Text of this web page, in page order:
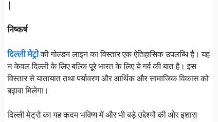
निष्कर्ष
दिल्ली मेट्रोकी गोल्डन लाइन का विस्तार एक ऐतिहासिक उपलब्धि है। यह
न केवल दिल्ली के लिए बल्कि पूरे भारत के लिए ये गर्व की बात है। इस
विस्तार से यातायात तथा पर्यावरण और आर्थिक और सामाजिक विकास को
बढ़ावा मिलेगा।
दिल्ली मेट्रो का यह कदम भविष्य में और भी बड़े उद्देश्यों की ओर इशारा